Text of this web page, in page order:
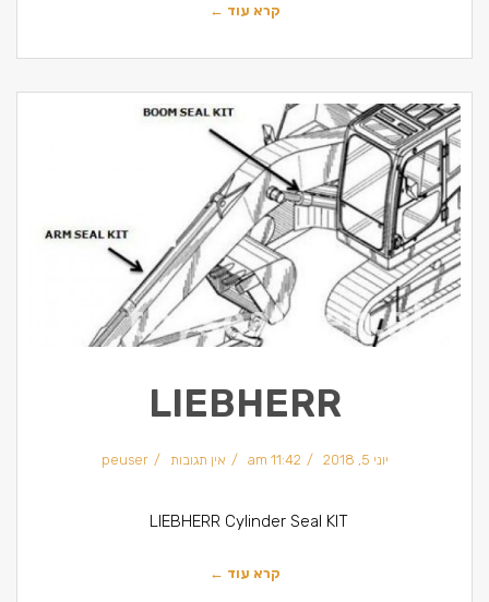
קרא עוד ←
LIEBHERR
יוני 5, 2018 11:42 am אין תגובות peuser
LIEBHERR Cylinder Seal KIT
קרא עוד ←